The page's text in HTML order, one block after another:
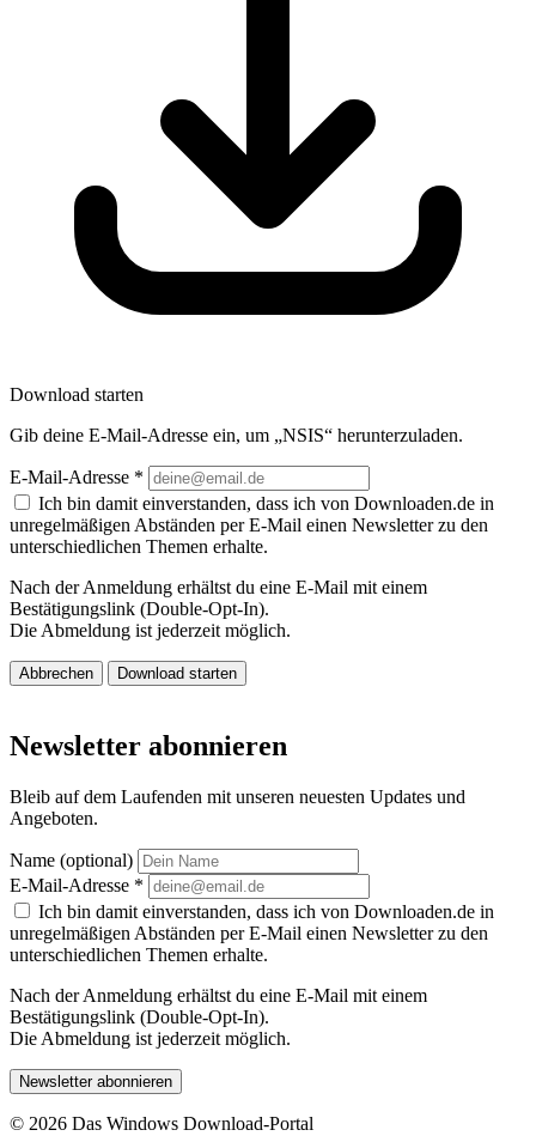
Download starten
Gib deine E-Mail-Adresse ein, um „NSIS“ herunterzuladen.
E-Mail-Adresse *
Ich bin damit einverstanden, dass ich von Downloaden.de in
unregelmäßigen Abständen per E-Mail einen Newsletter zu den
unterschiedlichen Themen erhalte.
Nach der Anmeldung erhältst du eine E-Mail mit einem
Bestätigungslink (Double-Opt-In).
Die Abmeldung ist jederzeit möglich.
Abbrechen Download starten
Newsletter abonnieren
Bleib auf dem Laufenden mit unseren neuesten Updates und
Angeboten.
Name (optional)
E-Mail-Adresse *
Ich bin damit einverstanden, dass ich von Downloaden.de in
unregelmäßigen Abständen per E-Mail einen Newsletter zu den
unterschiedlichen Themen erhalte.
Nach der Anmeldung erhältst du eine E-Mail mit einem
Bestätigungslink (Double-Opt-In).
Die Abmeldung ist jederzeit möglich.
Newsletter abonnieren
© 2026 Das Windows Download-Portal